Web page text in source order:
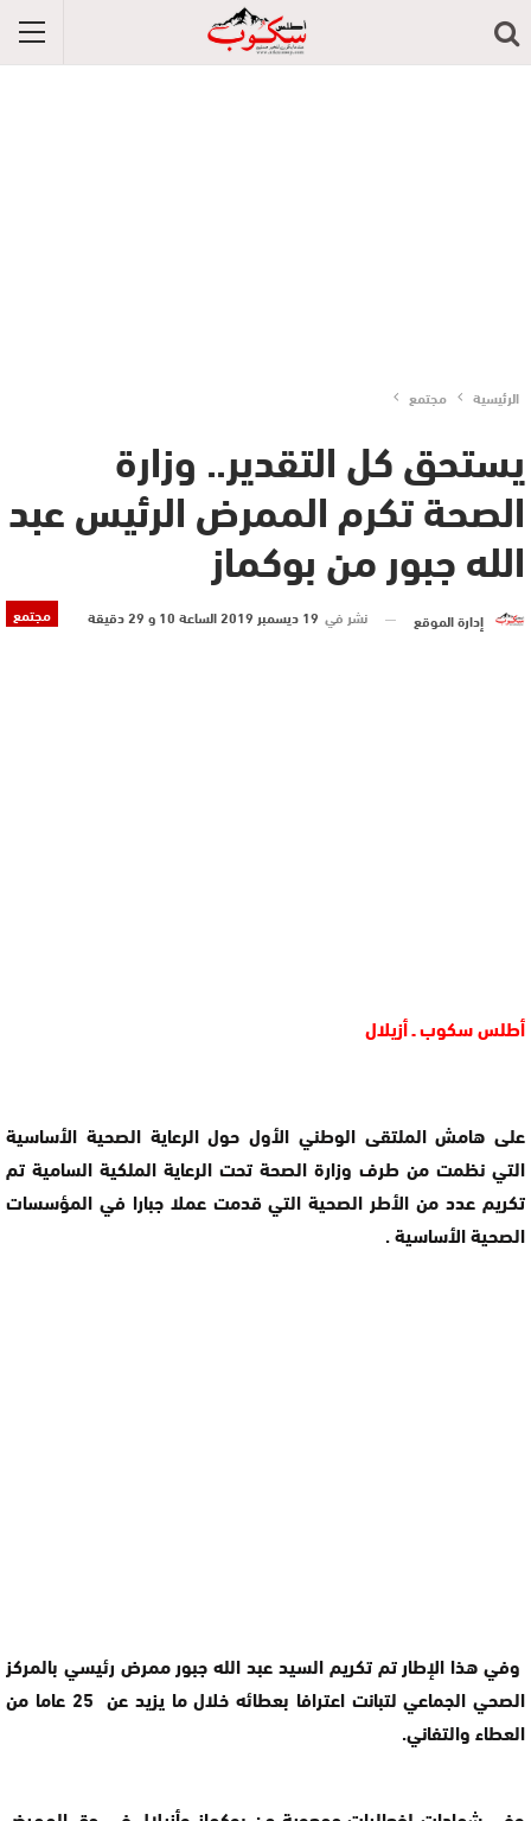
الرئيسية مجتمع
يستحق كل التقدير.. وزارة
الصحة تكرم الممرض الرئيس عبد
الله جبور من بوكماز
مجتمع إدارة الموقع نشر في 19 ديسمبر 2019 الساعة 10 و 29 دقيقة
أطلس سكوب ـ أزيلال
على هامش الملتقى الوطني الأول حول الرعاية الصحية الأساسية
التي نظمت من طرف وزارة الصحة تحت الرعاية الملكية السامية تم
تكريم عدد من الأطر الصحية التي قدمت عملا جبارا في المؤسسات
الصحية الأساسية .
وفي هذا الإطار تم تكريم السيد عبد الله جبور ممرض رئيسي بالمركز
الصحي الجماعي لتبانت اعترافا بعطائه خلال ما يزيد عن 25 عاما من
العطاء والتفاني.